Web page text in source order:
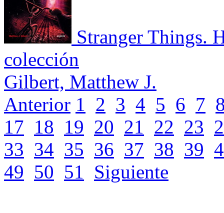
Stranger Things.
colección
Gilbert, Matthew J.
Anterior 1 2 3 4 5 6 7
17 18 19 20 21 22 23
33 34 35 36 37 38 39
49 50 51 Siguiente